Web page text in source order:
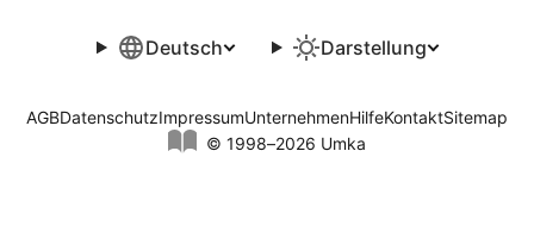
Deutsch Darstellung
© 1998–2026 Umka
AGBDatenschutzImpressumUnternehmenHilfeKontaktSitemap